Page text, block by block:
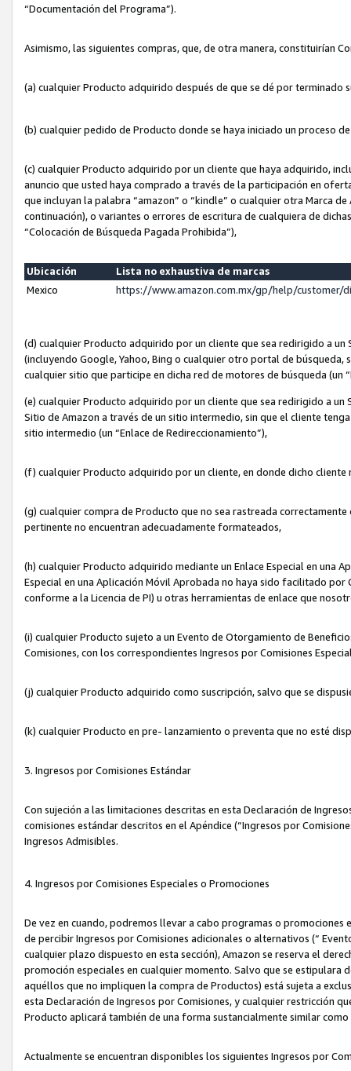
“Documentación del Programa”).
Asimismo, las siguientes compras, que, de otra manera, constituirían
(a) cualquier Producto adquirido después de que se dé por terminado
(b) cualquier pedido de Producto donde se haya iniciado un proceso
(c) cualquier Producto adquirido por un cliente que haya adquirido,
anuncio que usted haya comprado a través de la participación en
que incluyan la palabra “amazon” o “kindle” o cualquier otra Marca
continuación), o variantes o errores de escritura de cualquiera de
“Colocación de Búsqueda Pagada Prohibida”),
Ubicación
Lista no exhaustiva de marcas
Mexico
https://www.amazon.com.mx/gp/help/customer/
(d) cualquier Producto adquirido por un cliente que sea redirigido a
(incluyendo Google, Yahoo, Bing o cualquier otro portal de
cualquier sitio que participe en dicha red de motores de búsqueda (un
(e) cualquier Producto adquirido por un cliente que sea redirigido a un
Sitio de Amazon a través de un sitio intermedio, sin que el cliente
sitio intermedio (un “Enlace de Redireccionamiento”),
(f) cualquier Producto adquirido por un cliente, en donde dicho
(g) cualquier compra de Producto que no sea rastreada
pertinente no encuentran adecuadamente formateados,
(h) cualquier Producto adquirido mediante un Enlace Especial en una
Especial en una Aplicación Móvil Aprobada no haya sido facilitado
conforme a la Licencia de PI) u otras herramientas de enlace que
(i) cualquier Producto sujeto a un Evento de Otorgamiento de
Comisiones, con los correspondientes Ingresos por Comisiones
(j) cualquier Producto adquirido como suscripción, salvo que se
(k) cualquier Producto en pre- lanzamiento o preventa que no esté
3. Ingresos por Comisiones Estándar
Con sujeción a las limitaciones descritas en esta Declaración de
comisiones estándar descritos en el Apéndice (“Ingresos por
Ingresos Admisibles.
4. Ingresos por Comisiones Especiales o Promociones
De vez en cuando, podremos llevar a cabo programas o
de percibir Ingresos por Comisiones adicionales o alternativos (“
cualquier plazo dispuesto en esta sección), Amazon se reserva el
promoción especiales en cualquier momento. Salvo que se
aquéllos que no impliquen la compra de Productos) está sujeta a
esta Declaración de Ingresos por Comisiones, y cualquier restricción
Producto aplicará también de una forma sustancialmente similar
Actualmente se encuentran disponibles los siguientes Ingresos por